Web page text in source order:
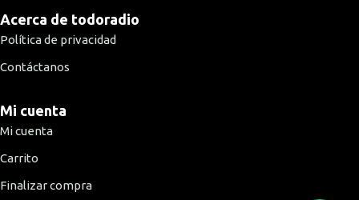
Acerca de todoradio
Política de privacidad
Contáctanos
Mi cuenta
Mi cuenta
Carrito
Finalizar compra